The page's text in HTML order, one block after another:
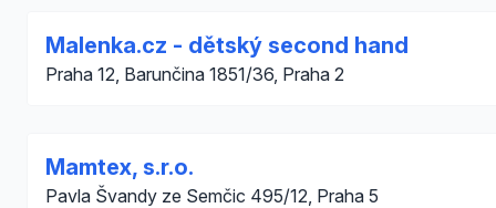
Malenka.cz - dětský second hand
Praha 12, Barunčina 1851/36, Praha 2
Mamtex, s.r.o.
Pavla Švandy ze Semčic 495/12, Praha 5